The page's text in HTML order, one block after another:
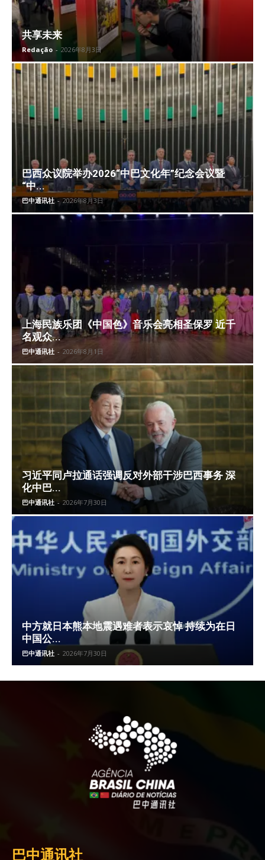
共享未来
Redação - 2026年8月3日
巴西众议院举办2026“中巴文化年”纪念会议暨
“中...
巴中通讯社 - 2026年8月3日
上海民族乐团《中国色》音乐会亮相圣保罗 近千
名观众...
巴中通讯社 - 2026年8月1日
习近平同卢拉通话强调反对外部干涉巴西事务 深
化中巴...
巴中通讯社 - 2026年7月30日
中方就日本熊本地震遇难者表示哀悼 持续为在日
中国公...
巴中通讯社 - 2026年7月30日
巴中通讯社